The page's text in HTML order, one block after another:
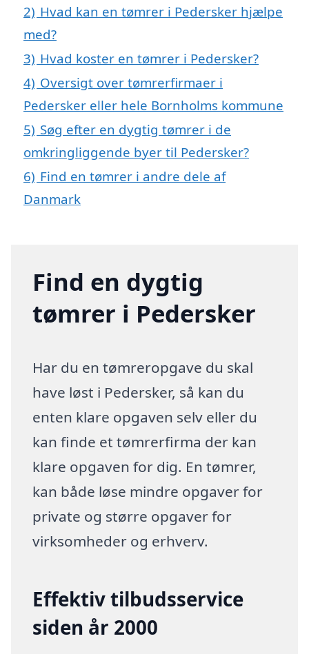
2) Hvad kan en tømrer i Pedersker hjælpe
med?
3) Hvad koster en tømrer i Pedersker?
4) Oversigt over tømrerfirmaer i
Pedersker eller hele Bornholms kommune
5) Søg efter en dygtig tømrer i de
omkringliggende byer til Pedersker?
6) Find en tømrer i andre dele af
Danmark
Find en dygtig
tømrer i Pedersker
Har du en tømreropgave du skal
have løst i Pedersker, så kan du
enten klare opgaven selv eller du
kan finde et tømrerfirma der kan
klare opgaven for dig. En tømrer,
kan både løse mindre opgaver for
private og større opgaver for
virksomheder og erhverv.
Effektiv tilbudsservice
siden år 2000